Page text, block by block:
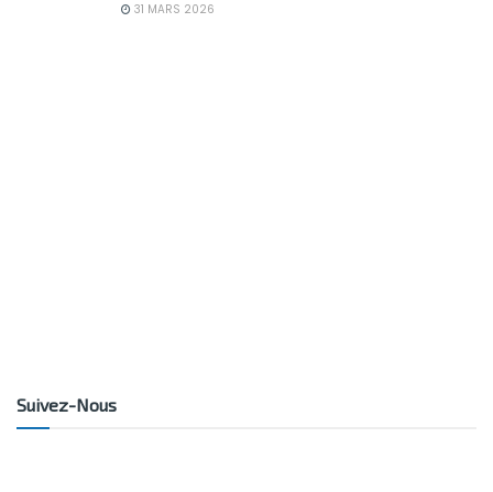
31 MARS 2026
Suivez-Nous